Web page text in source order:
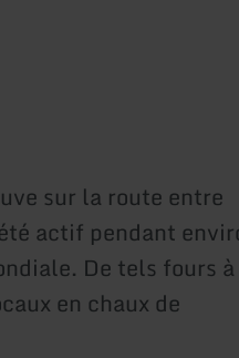
sur la route entre
actif pendant
De tels fours
en chaux de